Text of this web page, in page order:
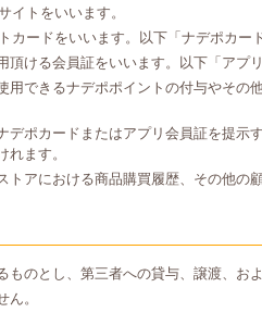
イトをいいます。
ードをいいます。以下「ナデポカー
ける会員証をいいます。以下「アプ
用できるナデポポイントの付与やそ
ポカードまたはアプリ会員証を提示
ます。
アにおける商品購買履歴、その他の
のとし、第三者への貸与、譲渡、お
。